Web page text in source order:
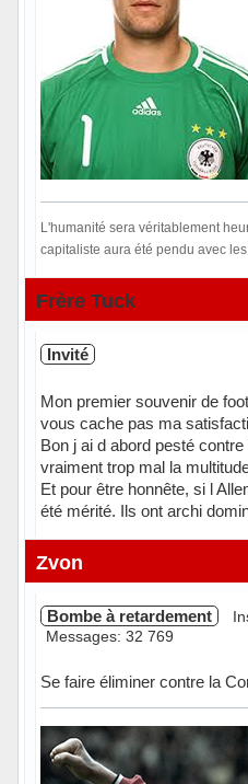
L'humanité sera véritablement
capitaliste aura été pendu avec
Hors ligne
Frère Tuck
Invité
Mon premier souvenir de
vous cache pas ma
Bon j ai d abord pesté
vraiment trop mal la
Et pour être honnête, si l
été mérité. Ils ont archi
Zvon
Bombe à retardement
Messages: 32 769
Se faire éliminer contre la